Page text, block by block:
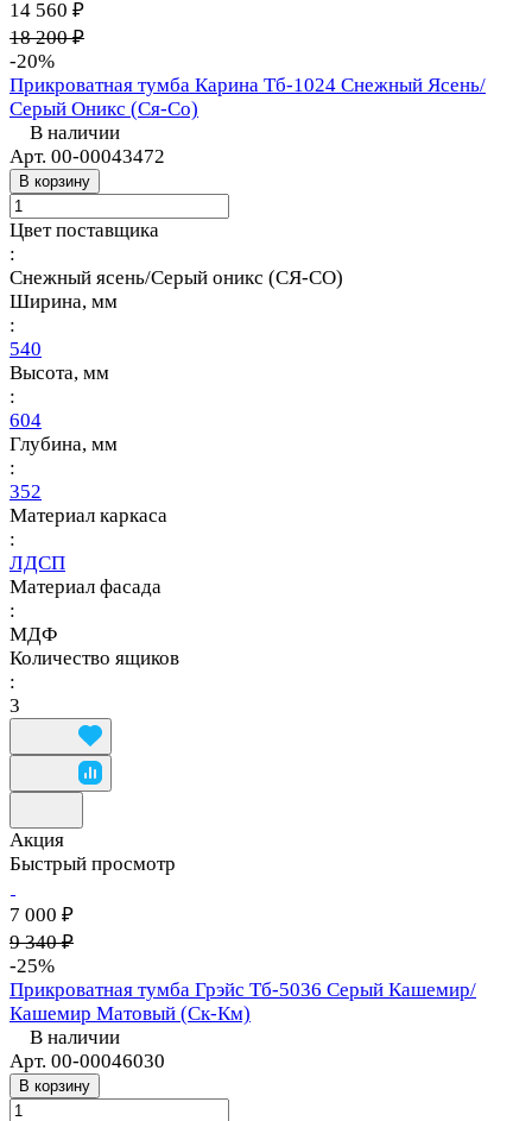
14 560 ₽
18 200 ₽
-20%
Прикроватная тумба Карина Тб-1024 Снежный Ясень/
Серый Оникс (Ся-Со)
В наличии
Арт. 00-00043472
В корзину
Цвет поставщика
:
Снежный ясень/Серый оникс (СЯ-СО)
Ширина, мм
:
540
Высота, мм
:
604
Глубина, мм
:
352
Материал каркаса
:
ЛДСП
Материал фасада
:
МДФ
Количество ящиков
:
3
Акция
Быстрый просмотр
7 000 ₽
9 340 ₽
-25%
Прикроватная тумба Грэйс Тб-5036 Серый Кашемир/
Кашемир Матовый (Ск-Км)
В наличии
Арт. 00-00046030
В корзину